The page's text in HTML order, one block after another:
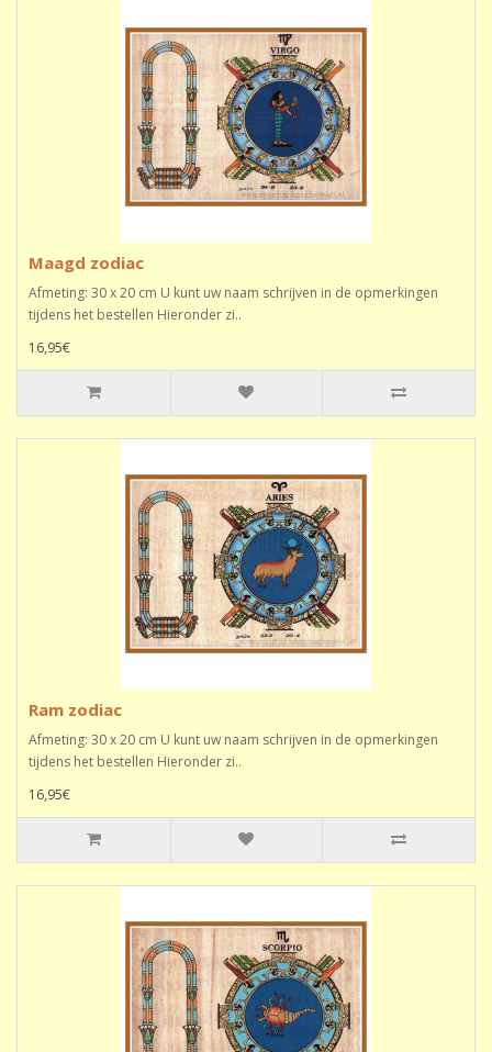
Maagd zodiac
Afmeting: 30 x 20 cm U kunt uw naam schrijven in de opmerkingen
tijdens het bestellen Hieronder zi..
16,95€
Ram zodiac
Afmeting: 30 x 20 cm U kunt uw naam schrijven in de opmerkingen
tijdens het bestellen Hieronder zi..
16,95€